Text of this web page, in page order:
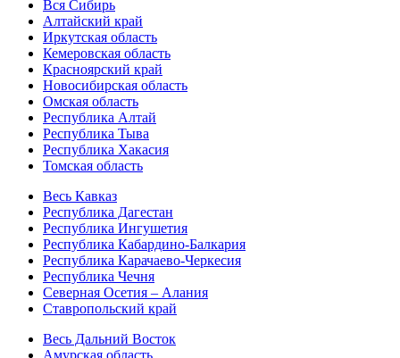
Вся Сибирь
Алтайский край
Иркутская область
Кемеровская область
Красноярский край
Новосибирская область
Омская область
Республика Алтай
Республика Тыва
Республика Хакасия
Томская область
Весь Кавказ
Республика Дагестан
Республика Ингушетия
Республика Кабардино-Балкария
Республика Карачаево-Черкесия
Республика Чечня
Северная Осетия – Алания
Ставропольский край
Весь Дальний Восток
Амурская область